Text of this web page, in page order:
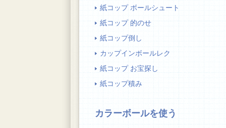
紙コップ ボールシュート
紙コップ 的のせ
紙コップ倒し
カップインボールレク
紙コップ お宝探し
紙コップ積み
カラーボールを使う